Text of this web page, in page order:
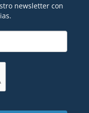
newsletter con